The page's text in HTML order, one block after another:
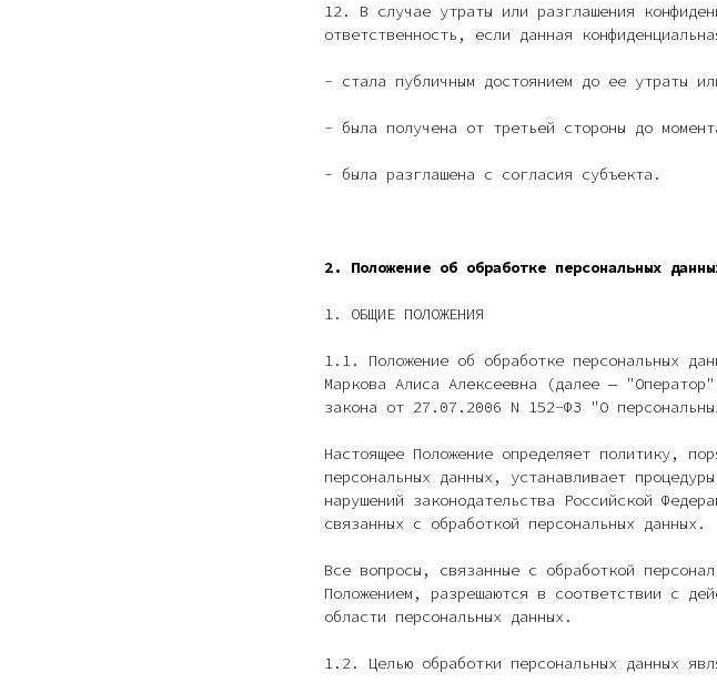
12. В случае утраты или разглашения
ответственность, если данная
- стала публичным достоянием до ее утраты
- была получена от третьей стороны до
- была разглашена с согласия субъекта.
2. Положение об обработке персональных
1. ОБЩИЕ ПОЛОЖЕНИЯ
1.1. Положение об обработке персональных
Маркова Алиса Алексеевна (далее —
закона от 27.07.2006 N 152-ФЗ "О
Настоящее Положение определяет политику,
персональных данных, устанавливает
нарушений законодательства Российской
связанных с обработкой персональных данных.
Все вопросы, связанные с обработкой
Положением, разрешаются в соответствии с
области персональных данных.
1.2. Целью обработки персональных данных